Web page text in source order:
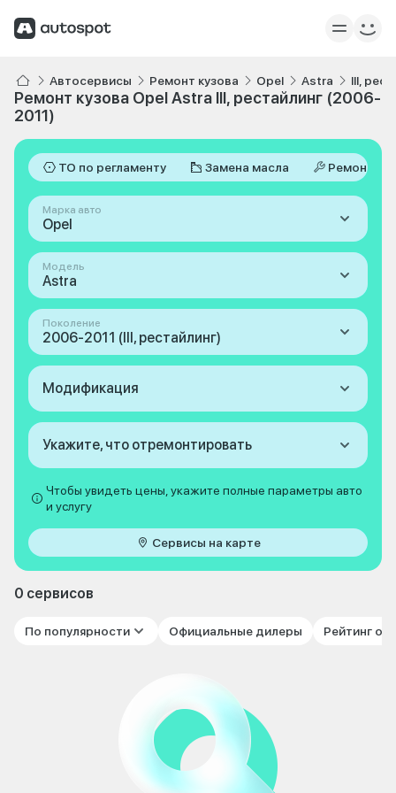
Автосервисы Ремонт кузова Opel Astra III,
Ремонт кузова Opel Astra III, рестайлинг (2006-
2011)
ТО по регламенту Замена масла Ремонт
Марка авто
Opel
Модель
Astra
Поколение
2006-2011 (III, рестайлинг)
Модификация
Укажите, что отремонтировать
Чтобы увидеть цены, укажите полные параметры авто
и услугу
Сервисы на карте
0 сервисов
По популярности Официальные дилеры Рейтинг